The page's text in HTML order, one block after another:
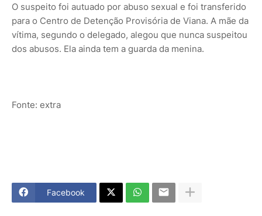
O suspeito foi autuado por abuso sexual e foi transferido
para o Centro de Detenção Provisória de Viana. A mãe da
vítima, segundo o delegado, alegou que nunca suspeitou
dos abusos. Ela ainda tem a guarda da menina.
Fonte: extra
Facebook